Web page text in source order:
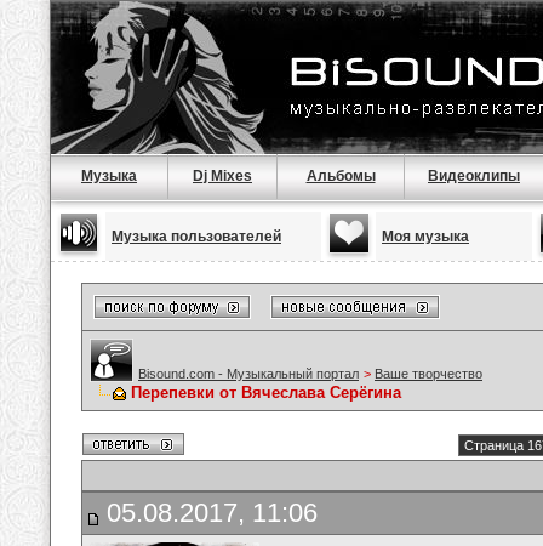
Музыка Dj Mixes Альбомы Видеоклипы
Музыка пользователей Моя музыка
Bisound.com - Музыкальный портал > Ваше творчество
Перепевки от Вячеслава Серёгина
Страница
05.08.2017, 11:06